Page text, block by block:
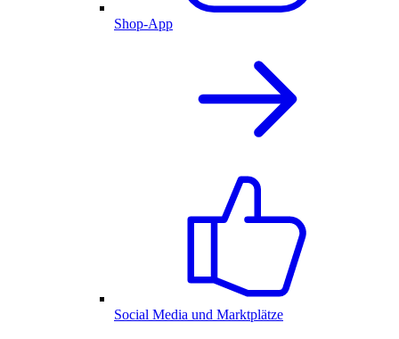
Shop-App
Social Media und Marktplätze